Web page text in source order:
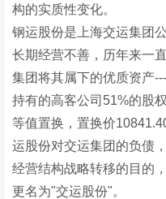
构的实质性变化。
钢运股份是上海交运集团
长期经营不善，历年来一
集团将其属下的优质资产
持有的高客公司51%的股
等值置换，置换价
运股份对交运集团的负债
经营结构战略转移的目的
更名为"交运股份"。